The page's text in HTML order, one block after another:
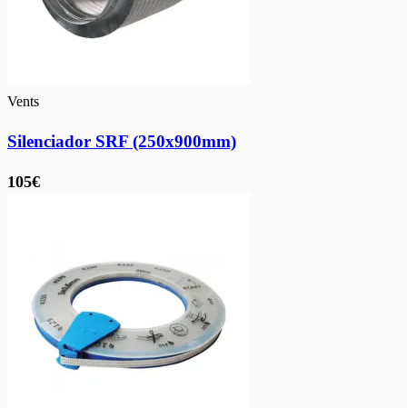
Vents
Silenciador SRF (250x900mm)
105€